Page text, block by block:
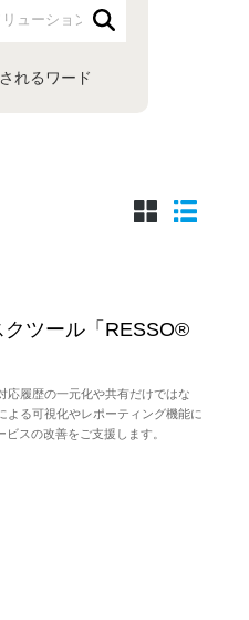
れるワード
クツール「RESSO®
応履歴の一元化や共有だけではな
よる可視化やレポーティング機能に
ビスの改善をご支援します。